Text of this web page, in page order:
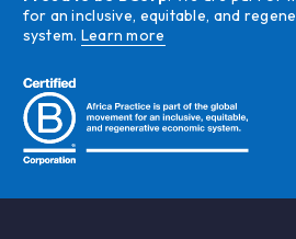
for an inclusive, equitable, and
system. Learn more